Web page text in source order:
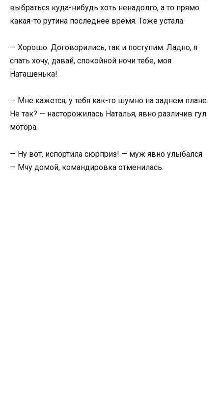
выбраться куда-нибудь хоть ненадолго, а то прямо
какая-то рутина последнее время. Тоже устала.
— Хорошо. Договорились, так и поступим. Ладно, я
спать хочу, давай, спокойной ночи тебе, моя
Наташенька!
— Мне кажется, у тебя как-то шумно на заднем плане.
Не так? — насторожилась Наталья, явно различив гул
мотора.
— Ну вот, испортила сюрприз! — муж явно улыбался.
— Мчу домой, командировка отменилась.